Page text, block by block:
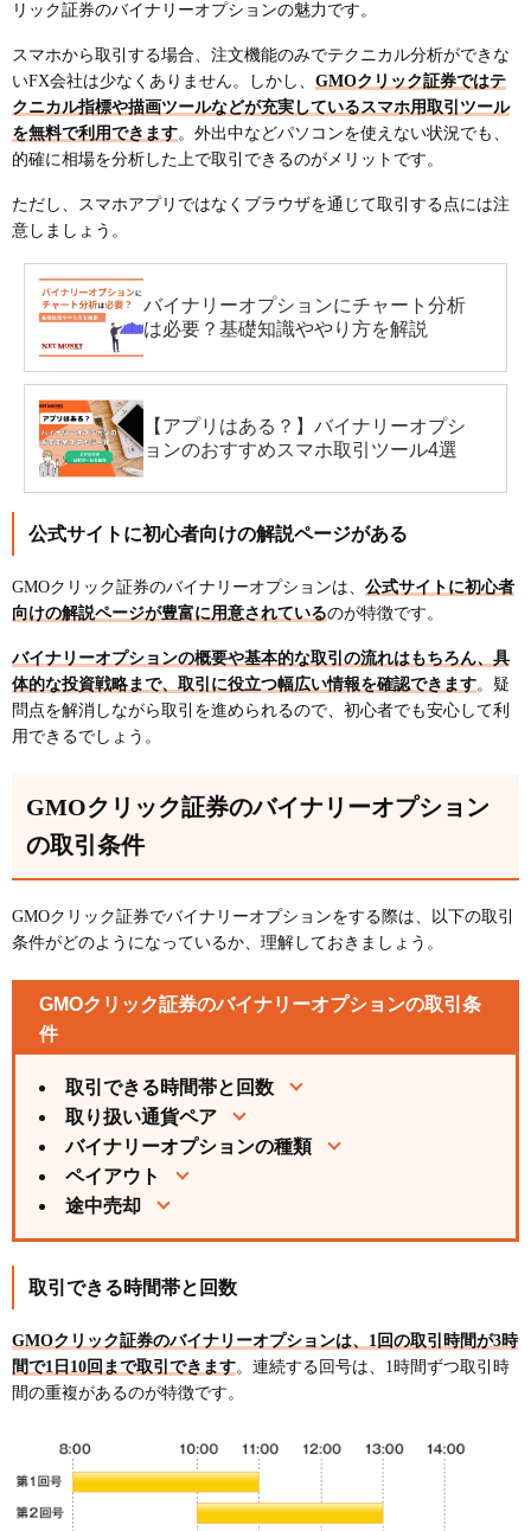
リック証券のバイナリーオプションの魅力です。
スマホから取引する場合、注文機能のみでテクニカル分析ができな
いFX会社は少なくありません。しかし、 GMOクリック証券ではテ
クニカル指標や描画ツールなどが充実しているスマホ用取引ツール
を無料で利用できます。外出中などパソコンを使えない状況でも、
的確に相場を分析した上で取引できるのがメリットです。
ただし、スマホアプリではなくブラウザを通じて取引する点には注
意しましょう。
バイナリーオプションにチャート分析
は必要？基礎知識ややり方を解説
【アプリはある？】バイナリーオプシ
ョンのおすすめスマホ取引ツール4選
公式サイトに初心者向けの解説ページがある
GMOクリック証券のバイナリーオプションは、 公式サイトに初心者
向けの解説ページが豊富に用意されているのが特徴です。
バイナリーオプションの概要や基本的な取引の流れはもちろん、具
体的な投資戦略まで、取引に役立つ幅広い情報を確認できます。疑
問点を解消しながら取引を進められるので、初心者でも安心して利
用できるでしょう。
GMOクリック証券のバイナリーオプション
の取引条件
GMOクリック証券でバイナリーオプションをする際は、以下の取引
条件がどのようになっているか、理解しておきましょう。
GMOクリック証券のバイナリーオプションの取引条
件
取引できる時間帯と回数
取り扱い通貨ペア
バイナリーオプションの種類
ペイアウト
途中売却
取引できる時間帯と回数
GMOクリック証券のバイナリーオプションは、1回の取引時間が3時
間で1日10回まで取引できます。連続する回号は、1時間ずつ取引時
間の重複があるのが特徴です。